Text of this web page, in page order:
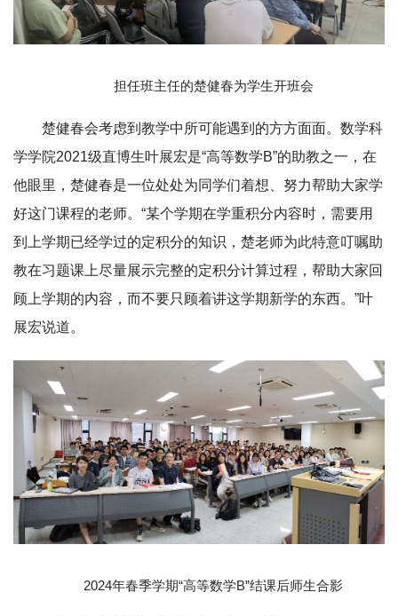
担任班主任的楚健春为学生开班会
楚健春会考虑到教学中所可能遇到的方方面面。数学科
学学院2021级直博生叶展宏是“高等数学B”的助教之一，在
他眼里，楚健春是一位处处为同学们着想、努力帮助大家学
好这门课程的老师。“某个学期在学重积分内容时，需要用
到上学期已经学过的定积分的知识，楚老师为此特意叮嘱助
教在习题课上尽量展示完整的定积分计算过程，帮助大家回
顾上学期的内容，而不要只顾着讲这学期新学的东西。”叶
展宏说道。
2024年春季学期“高等数学B”结课后师生合影